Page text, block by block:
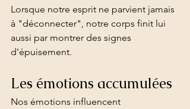
Lorsque notre esprit ne parvient jamais
à "déconnecter", notre corps finit lui
aussi par montrer des signes
d'épuisement.
Les émotions accumulées
Nos émotions influencent